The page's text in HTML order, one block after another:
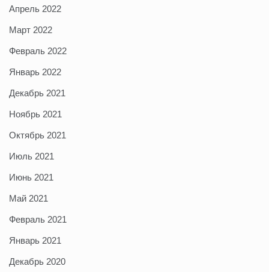
Апрель 2022
Март 2022
Февраль 2022
Январь 2022
Декабрь 2021
Ноябрь 2021
Октябрь 2021
Июль 2021
Июнь 2021
Май 2021
Февраль 2021
Январь 2021
Декабрь 2020